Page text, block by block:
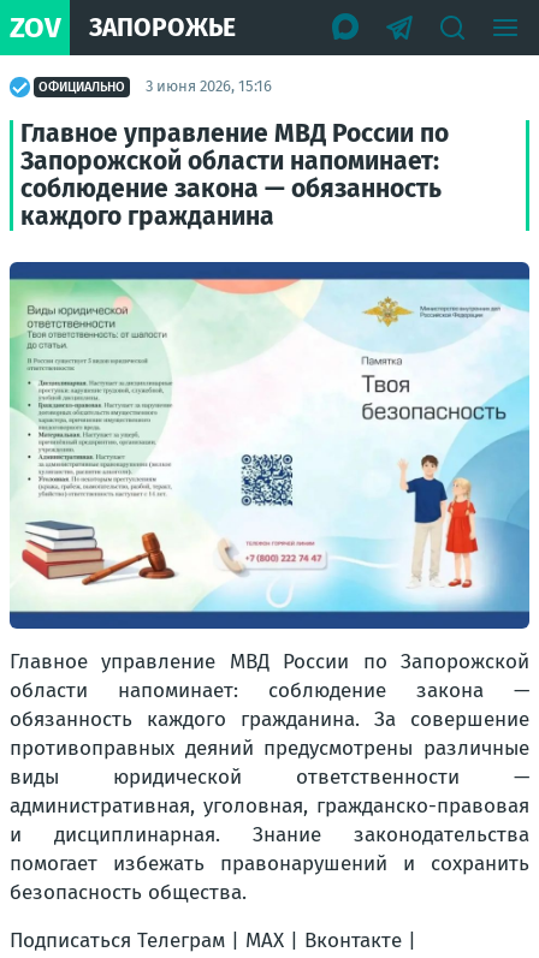
ZOV ЗАПОРОЖЬЕ
ОФИЦИАЛЬНО 3 июня 2026, 15:16
Главное управление МВД России по
Запорожской области напоминает:
соблюдение закона — обязанность
каждого гражданина
Главное управление МВД России по Запорожской
области напоминает: соблюдение закона —
обязанность каждого гражданина. За совершение
противоправных деяний предусмотрены различные
виды юридической ответственности —
административная, уголовная, гражданско-правовая
и дисциплинарная. Знание законодательства
помогает избежать правонарушений и сохранить
безопасность общества.
Подписаться Телеграм | MAX | Вконтакте |